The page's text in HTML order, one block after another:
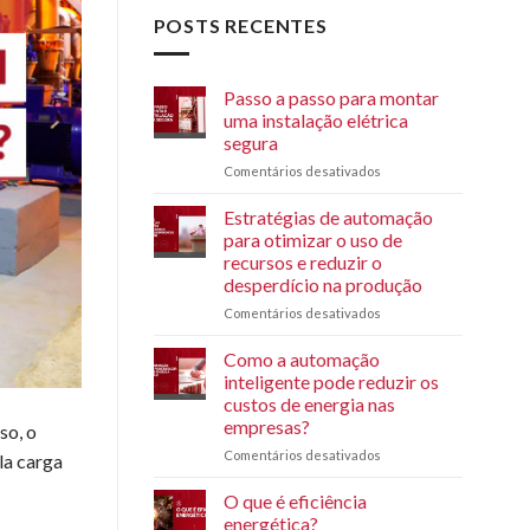
o
carga
POSTS RECENTES
Passo a passo para montar
uma instalação elétrica
segura
Comentários desativados
passo
para
montar
uma
Estratégias de automação
para otimizar o uso de
recursos e reduzir o
desperdício na produção
Comentários desativados
automação
para
otimizar
Como a automação
inteligente pode reduzir os
custos de energia nas
empresas?
Comentários desativados
O que é eficiência
energética?